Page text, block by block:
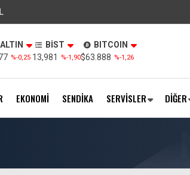
ALTIN
%-0,25
BİST
13,981
%-1,90
BITCOIN
$63.888 %-1,26
EKONOMİ SENDİKA SERVİSLER DİĞER